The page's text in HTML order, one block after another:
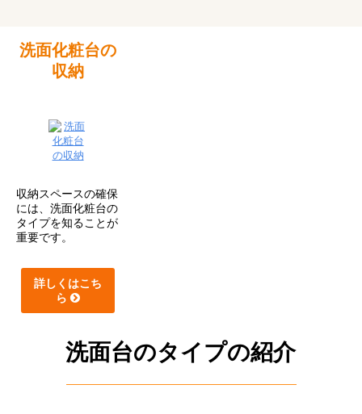
洗面化粧台の
収納
収納スペースの確保
には、洗面化粧台の
タイプを知ることが
重要です。
詳しくはこち
ら
洗面台のタイプの紹介